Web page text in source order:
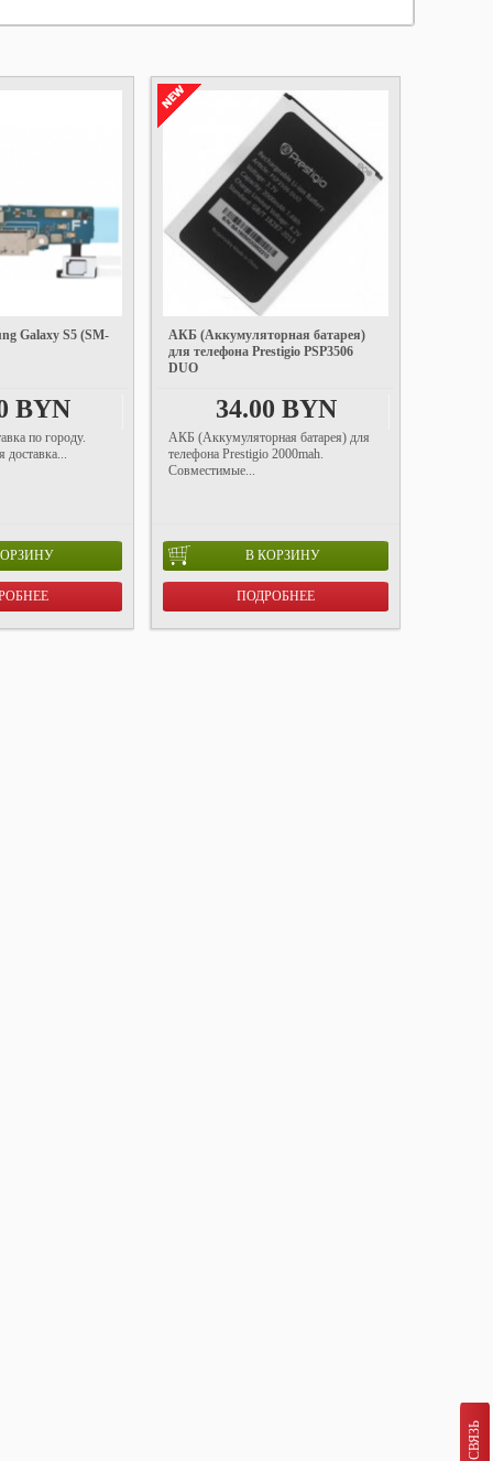
Galaxy S5 (SM-
BYN
по городу.
доставка...
АКБ (Аккумуляторная батарея)
для телефона Prestigio PSP3506
DUO
34.00 BYN
АКБ (Аккумуляторная батарея) для
телефона Prestigio 2000mah.
Совместимые...
В КОРЗИНУ
ПОДРОБНЕЕ